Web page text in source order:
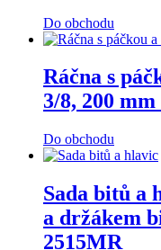
Do obchodu
Ráčna s
3/8, 200
Do obchodu
Sada bitů a
a držákem
2515MR